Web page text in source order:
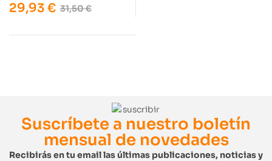
31,50€
29,93 €
Suscríbete a nuestro boletín
mensual de novedades
Recibirás en tu email las últimas publicaciones, noticias y